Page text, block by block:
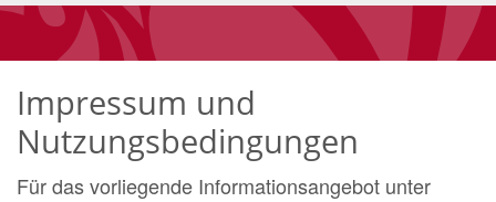
Impressum und
Nutzungsbedingungen
Für das vorliegende Informationsangebot unter